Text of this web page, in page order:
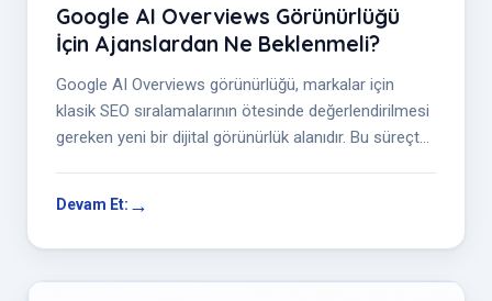
Google AI Overviews Görünürlüğü
İçin Ajanslardan Ne Beklenmeli?
Google AI Overviews görünürlüğü, markalar için
klasik SEO sıralamalarının ötesinde değerlendirilmesi
gereken yeni bir dijital görünürlük alanıdır. Bu süreçte
Devam Et: